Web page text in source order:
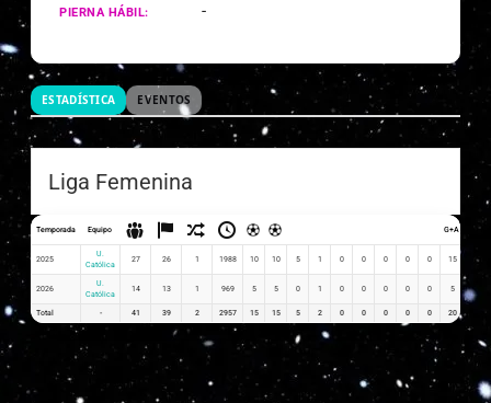
PIERNA HÁBIL: -
ESTADÍSTICA EVENTOS
Liga Femenina
Temporada Equipo G+A G x PJ
2025
U.
Católica
27 26 1 1988 10 10 5 1 0 0 0 0 0 15 0.37
2026
U.
Católica
14 13 1 969 5 5 0 1 0 0 0 0 0 5 0.36
Total - 41 39 2 2957 15 15 5 2 0 0 0 0 0 20